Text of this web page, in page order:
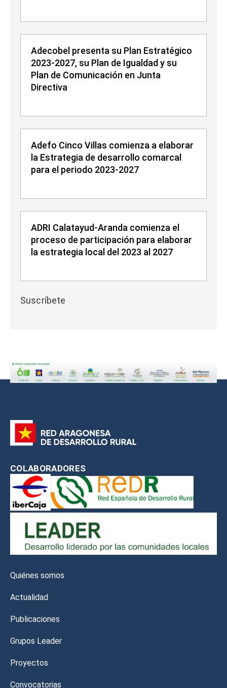
Adecobel presenta su Plan Estratégico
2023-2027, su Plan de Igualdad y su
Plan de Comunicación en Junta
Directiva
Adefo Cinco Villas comienza a elaborar
la Estrategia de desarrollo comarcal
para el periodo 2023-2027
ADRI Calatayud-Aranda comienza el
proceso de participación para elaborar
la estrategia local del 2023 al 2027
Suscríbete
COLABORADORES
Quiénes somos
Actualidad
Publicaciones
Grupos Leader
Proyectos
Convocatorias